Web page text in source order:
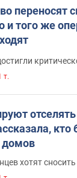
переносят
и того же
т.
домов
хотят сносить